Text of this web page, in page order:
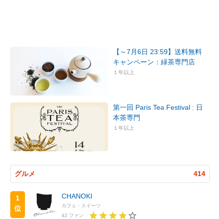
【～7月6日 23:59】送料無料
キャンペーン：緑茶専門店
１年以上
第一回 Paris Tea Festival : 日
本茶専門
１年以上
グルメ 414
1
位
CHANOKI
カフェ・スイーツ
42 ファン